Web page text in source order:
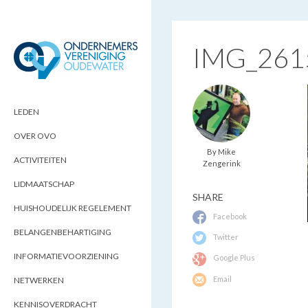
LEDEN
OVER OVO
ACTIVITEITEN
LIDMAATSCHAP
HUISHOUDELIJK REGELEMENT
BELANGENBEHARTIGING
INFORMATIEVOORZIENING
NETWERKEN
KENNISOVERDRACHT
By Mike
Zengerink
SHARE
Facebook
Twitter
Google Plus
Email